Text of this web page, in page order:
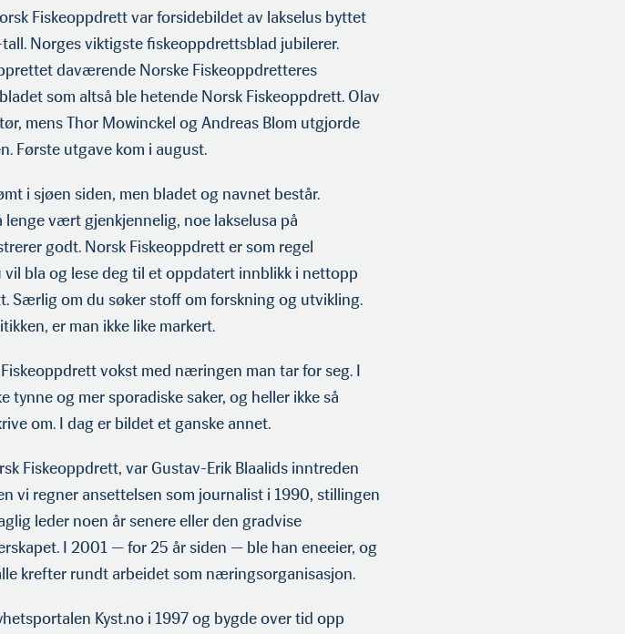
Fiskeoppdrett var forsidebildet av lakselus byttet
Norges viktigste fiskeoppdrettsblad jubilerer.
daværende Norske Fiskeoppdretteres
som altså ble hetende Norsk Fiskeoppdrett. Olav
mens Thor Mowinckel og Andreas Blom utgjorde
Første utgave kom i august.
i sjøen siden, men bladet og navnet består.
vært gjenkjennelig, noe lakselusa på
godt. Norsk Fiskeoppdrett er som regel
bla og lese deg til et oppdatert innblikk i nettopp
Særlig om du søker stoff om forskning og utvikling.
er man ikke like markert.
vokst med næringen man tar for seg. I
tynne og mer sporadiske saker, og heller ikke så
om. I dag er bildet et ganske annet.
Fiskeoppdrett, var Gustav-Erik Blaalids inntreden
vi regner ansettelsen som journalist i 1990, stillingen
leder noen år senere eller den gradvise
I 2001 — for 25 år siden — ble han eneeier, og
krefter rundt arbeidet som næringsorganisasjon.
Kyst.no i 1997 og bygde over tid opp